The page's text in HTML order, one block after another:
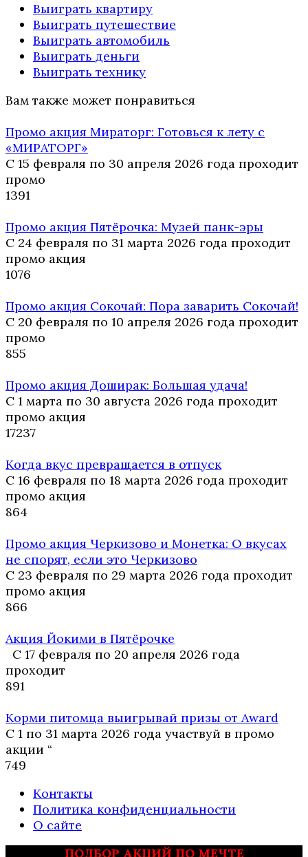
Выиграть квартиру
Выиграть путешествие
Выиграть автомобиль
Выиграть деньги
Выиграть технику
Вам также может понравиться
Промо акция Мираторг: Готовься к лету с
«МИРАТОРГ»
С 15 февраля по 30 апреля 2026 года проходит
промо
1391
Промо акция Пятёрочка: Музей панк-эры
С 24 февраля по 31 марта 2026 года проходит
промо акция
1076
Промо акция Сокочай: Пора заварить Сокочай!
С 20 февраля по 10 апреля 2026 года проходит
промо
855
Промо акция Доширак: Большая удача!
С 1 марта по 30 августа 2026 года проходит
промо акция
17237
Когда вкус превращается в отпуск
С 16 февраля по 18 марта 2026 года проходит
промо акция
864
Промо акция Черкизово и Монетка: О вкусах
не спорят, если это Черкизово
С 23 февраля по 29 марта 2026 года проходит
промо акция
866
Акция Йокими в Пятёрочке
С 17 февраля по 20 апреля 2026 года
проходит
891
Корми питомца выигрывай призы от Award
С 1 по 31 марта 2026 года участвуй в промо
акции “
749
Контакты
Политика конфиденциальности
О сайте
ПОДБОР АКЦИЙ ПО МЕЧТЕ